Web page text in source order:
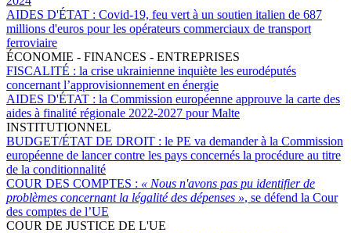
AIDES D'ÉTAT : Covid-19, feu vert à un soutien italien de 687
millions d'euros pour les opérateurs commerciaux de transport
ferroviaire
ÉCONOMIE - FINANCES - ENTREPRISES
FISCALITÉ : la crise ukrainienne inquiète les eurodéputés
concernant l’approvisionnement en énergie
AIDES D'ÉTAT : la Commission européenne approuve la carte des
aides à finalité régionale 2022-2027 pour Malte
INSTITUTIONNEL
BUDGET/ÉTAT DE DROIT : le PE va demander à la Commission
européenne de lancer contre les pays concernés la procédure au titre
de la conditionnalité
COUR DES COMPTES : « Nous n'avons pas pu identifier de
problèmes concernant la légalité des dépenses », se défend la Cour
des comptes de l’UE
COUR DE JUSTICE DE L'UE